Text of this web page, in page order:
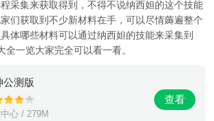
采集来获取得到，不得不说纳西妲的这个技能
们获取到不少新材料在手，可以尽情薅遍整个
体哪些材料可以通过纳西妲的技能来采集到
全一览大家完全可以看一看。
公测版
心 / 279M
查看